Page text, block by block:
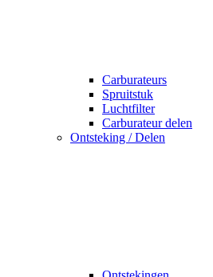
Carburateurs
Spruitstuk
Luchtfilter
Carburateur delen
Ontsteking / Delen